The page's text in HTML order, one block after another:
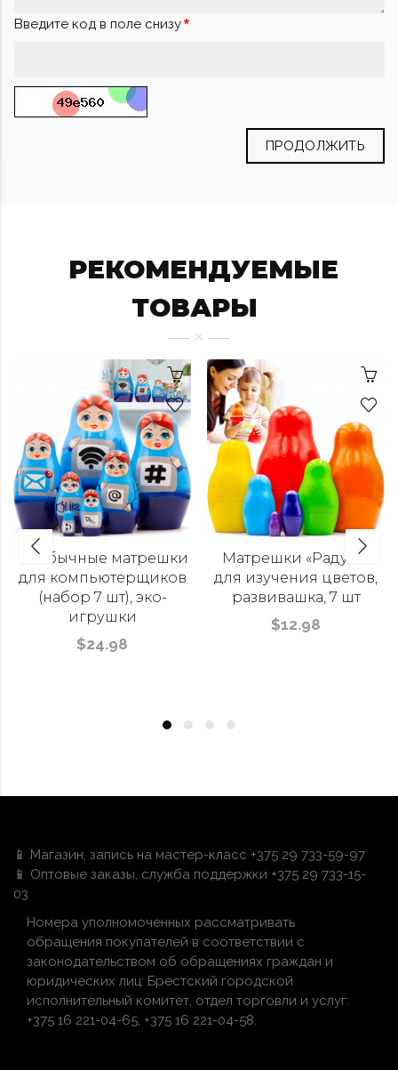
Введите код в поле снизу
ПРОДОЛЖИТЬ
РЕКОМЕНДУЕМЫЕ
ТОВАРЫ
Необычные матрешки
для компьютерщиков
(набор 7 шт), эко-
игрушки
$24.98
Матрешки «Радуга»
для изучения цветов,
развивашка, 7 шт
$12.98
📱 Магазин, запись на мастер-класс +375 29 733-59-97
📱 Оптовые заказы, служба поддержки +375 29 733-15-
03
Номера уполномоченных рассматривать
обращения покупателей в соответствии с
законодательством об обращениях граждан и
юридических лиц: Брестский городской
исполнительный комитет, отдел торговли и услуг:
+375 16 221-04-65, +375 16 221-04-58.